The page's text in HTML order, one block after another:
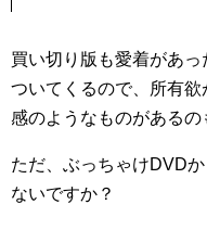
買い切り版も愛着があ
ついてくるので、所有
感のようなものがあるの
ただ、ぶっちゃけDVD
ないですか？